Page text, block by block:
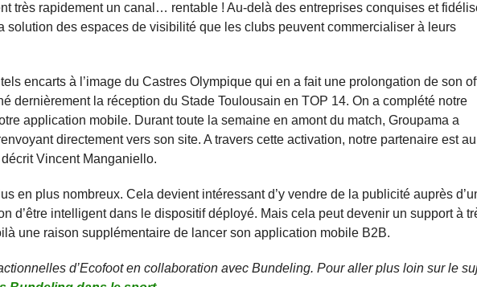
très rapidement un canal… rentable ! Au-delà des entreprises conquises et
solution des espaces de visibilité que les clubs peuvent commercialiser à leurs
encarts à l’image du Castres Olympique qui en a fait une prolongation de son
dernièrement la réception du Stade Toulousain en TOP 14. On a complété notre
application mobile. Durant toute la semaine en amont du match, Groupama a
directement vers son site. A travers cette activation, notre partenaire est
Vincent Manganiello.
en plus nombreux. Cela devient intéressant d’y vendre de la publicité auprès
d’être intelligent dans le dispositif déployé. Mais cela peut devenir un support à
une raison supplémentaire de lancer son application mobile B2B.
d’Ecofoot en collaboration avec Bundeling. Pour aller plus loin sur le